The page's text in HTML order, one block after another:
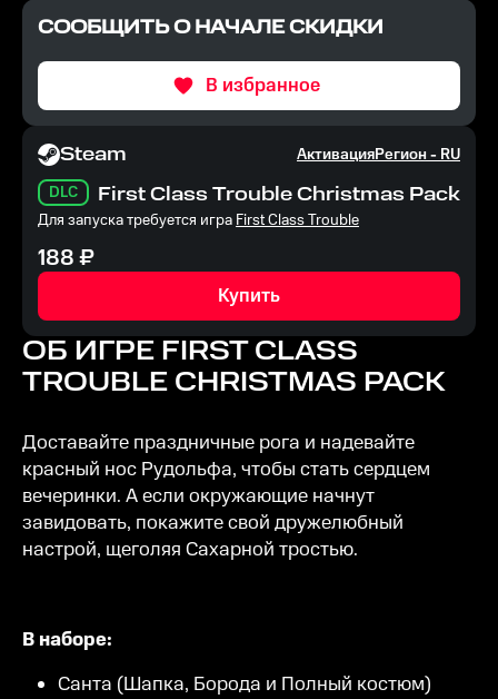
СООБЩИТЬ О НАЧАЛЕ СКИДКИ
В избранное
Steam АктивацияРегион -RU
DLC
First Class Trouble Christmas Pack
Для запуска требуется играFirst Class Trouble
188₽
Купить
ОБ ИГРЕ FIRST CLASS
TROUBLE CHRISTMAS PACK
Доставайте праздничные рога и надевайте
красный нос Рудольфа, чтобы стать сердцем
вечеринки. А если окружающие начнут
завидовать, покажите свой дружелюбный
настрой, щеголяя Сахарной тростью.
В наборе:
Санта (Шапка, Борода и Полный костюм)